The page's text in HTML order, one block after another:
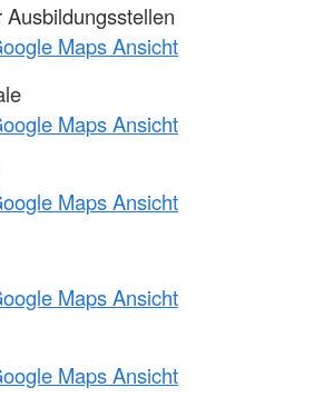
Maps Ansicht
Maps Ansicht
Maps Ansicht
Maps Ansicht
Maps Ansicht